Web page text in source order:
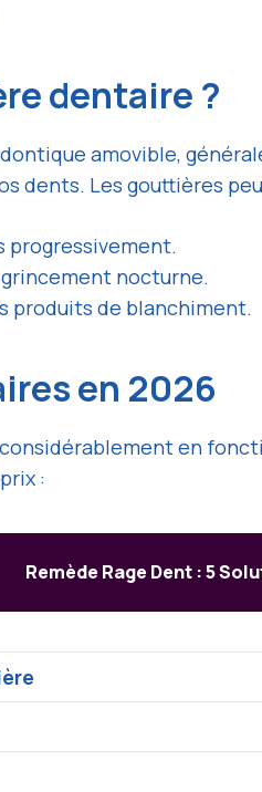
dentaire ?
amovible,
dents. Les gouttières
progressivement.
nocturne.
produits de blanchiment.
en 2026
en
:
Remède Rage Dent : 5